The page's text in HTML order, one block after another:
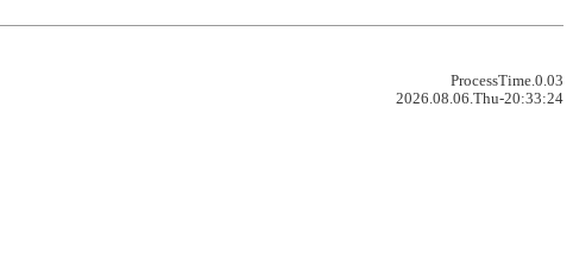
ProcessTime.0.03
2026.08.06.Thu-20:33:24